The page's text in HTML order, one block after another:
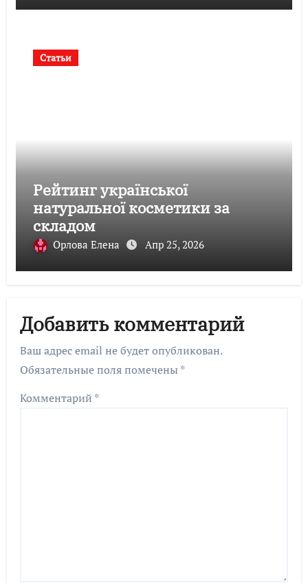
Статьи
Рейтинг української
натуральної косметики за
складом
Орлова Елена Апр 25, 2026
Добавить комментарий
Ваш адрес email не будет опубликован.
Обязательные поля помечены *
Комментарий *